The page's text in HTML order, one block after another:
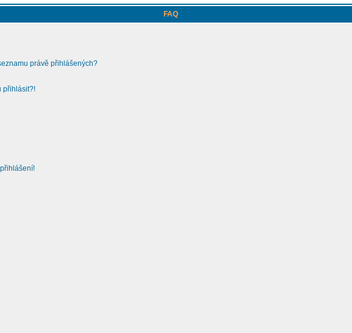
FAQ
právě přihlášených?
přihlásit?!